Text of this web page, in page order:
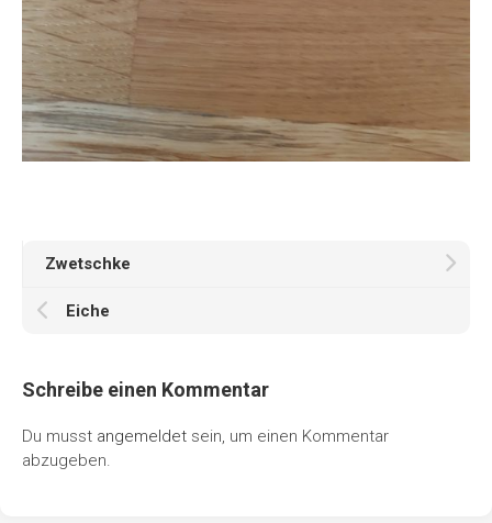
Zwetschke
Eiche
Schreibe einen Kommentar
Du musst angemeldet sein, um einen Kommentar
abzugeben.